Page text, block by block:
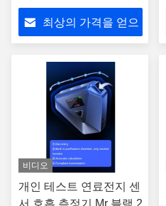
최상의 가격을 얻으
비디오
개인 테스트 연료전지 센
서 호흡 측정기 Mr 블랙 2